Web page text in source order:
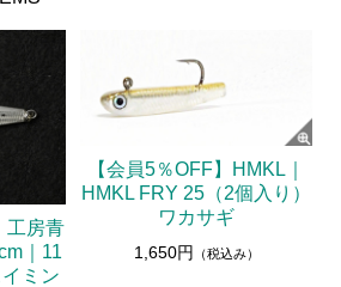
工房青
｜11
ミン
【会員5％OFF】HMKL｜
HMKL FRY 25（2個入り）
ワカサギ
1,650円 （税込み）